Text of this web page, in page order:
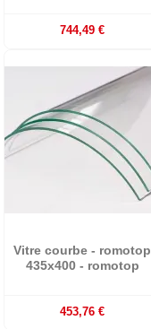
744,49 €
Vitre courbe - romotop
435x400 - romotop
453,76 €